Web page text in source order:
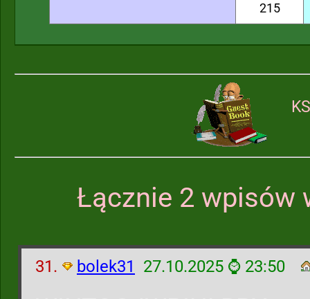
215
Łącznie 2 wpisów
31. bolek31 27.10.2025 ⌚ 23:50